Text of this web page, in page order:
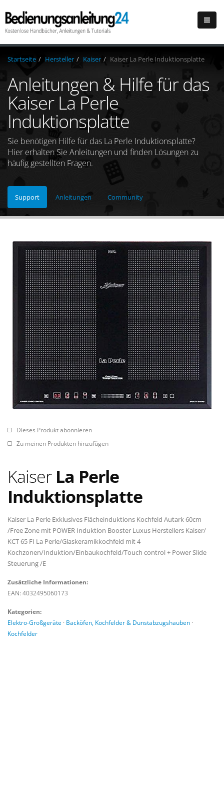
Startseite Hersteller Kaiser Kaiser La Perle Induktionsplatte
Anleitungen & Hilfe für das
Kaiser La Perle
Induktionsplatte
Sie benötigen Hilfe für das La Perle Induktionsplatte?
Hier erhalten Sie Anleitungen und finden Lösungen zu
häufig gestellten Fragen.
Support Anleitungen Community
Dieses Produkt abonnieren
Zu meinen Produkten hinzufügen
Kaiser La Perle
Induktionsplatte
Kaiser La Perle Exklusives Flächeinduktions Kochfeld Autark 60cm
/Free Zone mit POWER Induktion Booster Luxus Herstellers Kaiser/
KCT 65 FI La Perle/Glaskeramikkochfeld mit 4
Kochzonen/Induktion/Einbaukochfeld/Touch control + Power Slide
Steuerung /E
Zusätzliche Informationen:
EAN: 4032495060173
Kategorien:
Elektro-Großgeräte · Backöfen, Kochfelder & Dunstabzugshauben ·
Kochfelder